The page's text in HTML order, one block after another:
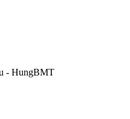
- HungBMT